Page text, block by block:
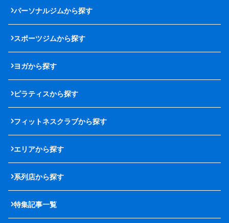
パーソナルジムから探す
スポーツジムから探す
ヨガから探す
ピラティスから探す
フィットネスクラブから探す
エリアから探す
系列店から探す
特集記事一覧